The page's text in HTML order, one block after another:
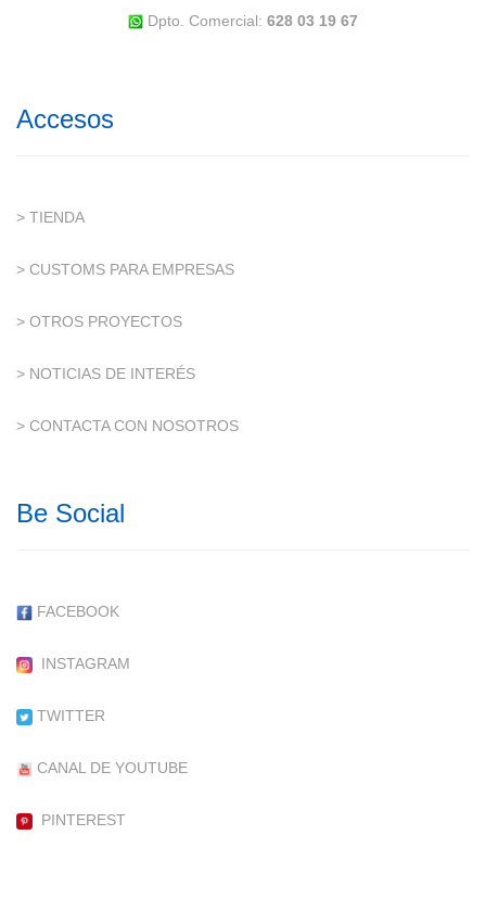
Dpto. Comercial: 628 03 19 67
Accesos
> TIENDA
> CUSTOMS PARA EMPRESAS
> OTROS PROYECTOS
> NOTICIAS DE INTERÉS
> CONTACTA CON NOSOTROS
Be Social
FACEBOOK
INSTAGRAM
TWITTER
CANAL DE YOUTUBE
PINTEREST